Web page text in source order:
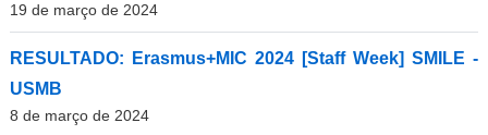
19 de março de 2024
RESULTADO: Erasmus+MIC 2024 [Staff Week] SMILE -
USMB
8 de março de 2024